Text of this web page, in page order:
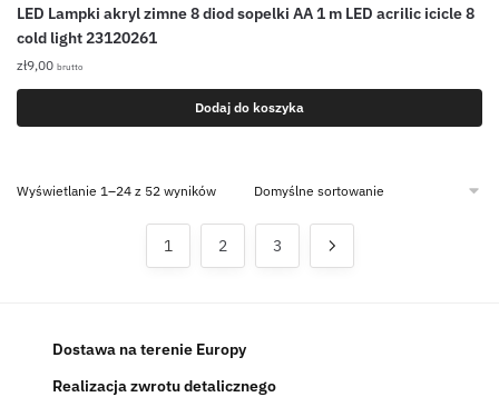
LED Lampki akryl zimne 8 diod sopelki AA 1 m LED acrilic icicle 8
cold light 23120261
zł9,00 brutto
Dodaj do koszyka
Wyświetlanie 1–24 z 52 wyników
1 2 3
Dostawa na terenie Europy
Realizacja zwrotu detalicznego